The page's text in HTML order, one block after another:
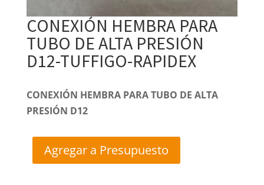
CONEXIÓN HEMBRA PARA
TUBO DE ALTA PRESIÓN
D12-TUFFIGO-RAPIDEX
CONEXIÓN HEMBRA PARA TUBO DE ALTA
PRESIÓN D12
Agregar a Presupuesto